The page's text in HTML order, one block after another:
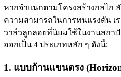
หากจำแนกตามโครงสร้างกลไก
ความสามารถในการทนแรงดัน เ
วาล์วลูกลอยที่นิยมใช้ในงานสถา
ออกเป็น 4 ประเภทหลัก ๆ ดังนี้:
1. แบบก้านแขนตรง